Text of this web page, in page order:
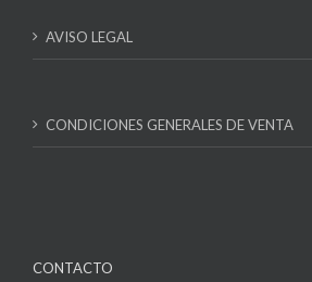
AVISO LEGAL
CONDICIONES GENERALES DE VENTA
CONTACTO